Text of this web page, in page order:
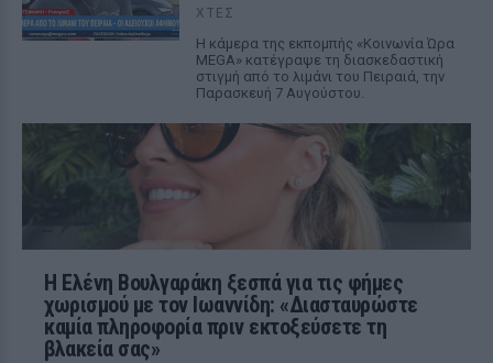
ΧΤΕΣ
Η κάμερα της εκπομπής «Κοινωνία Ώρα
MEGA» κατέγραψε τη διασκεδαστική
στιγμή από το λιμάνι του Πειραιά, την
Παρασκευή 7 Αυγούστου.
Η Ελένη Βουλγαράκη ξεσπά για τις φήμες
χωρισμού με τον Ιωαννίδη: «Διασταυρώστε
καμία πληροφορία πριν εκτοξεύσετε τη
βλακεία σας»